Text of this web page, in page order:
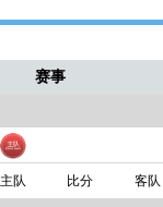
赛事
主队 比分 客队